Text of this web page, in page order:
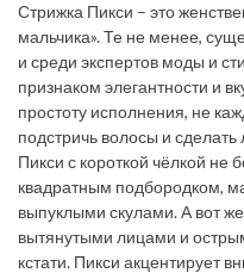
Стрижка Пикси – это
мальчика». Те не менее,
и среди экспертов моды и
признаком элегантности и
простоту исполнения, не
подстричь волосы и
Пикси с короткой чёлкой
квадратным подбородком,
выпуклыми скулами. А вот
вытянутыми лицами и
кстати. Пикси акцентирует